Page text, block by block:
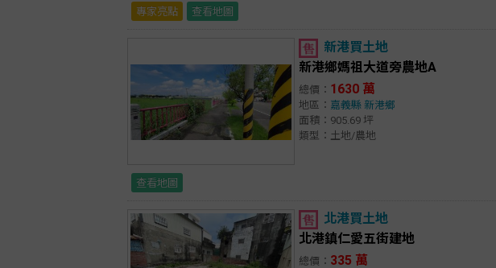
專家亮點 查看地圖
新港買土地
新港鄉媽祖大道旁農地A
總價： 1630 萬
地區： 嘉義縣 新港鄉
面積：905.69 坪
類型：土地/農地
查看地圖
北港買土地
北港鎮仁愛五街建地
總價： 335 萬